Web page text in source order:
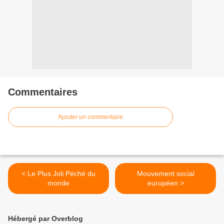
Commentaires
Ajouter un commentaire
< Le Plus Joli Péché du
monde
Mouvement social
européen >
Hébergé par Overblog